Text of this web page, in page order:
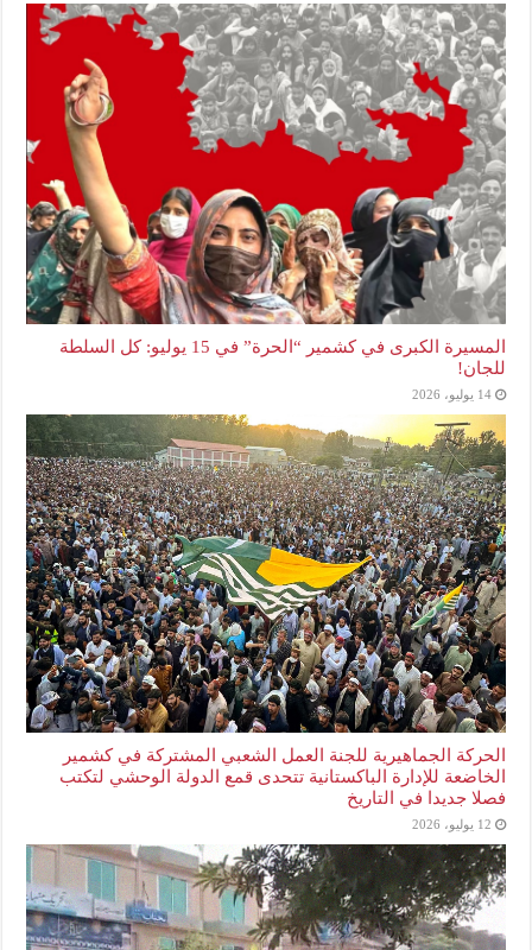
المسيرة الكبرى في كشمير “الحرة” في 15 يوليو: كل السلطة
للجان!
14 يوليو، 2026
الحركة الجماهيرية للجنة العمل الشعبي المشتركة في كشمير
الخاضعة للإدارة الباكستانية تتحدى قمع الدولة الوحشي لتكتب
فصلا جديدا في التاريخ
12 يوليو، 2026